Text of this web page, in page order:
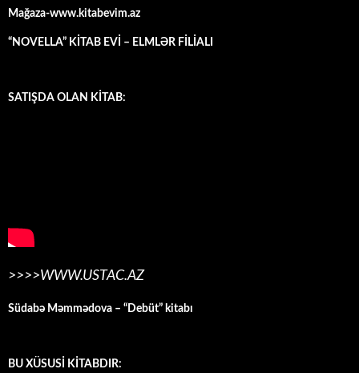
Mağaza-www.kitabevim.az
“NOVELLA” KİTAB EVİ – ELMLƏR FİLİALI
SATIŞDA OLAN KİTAB:
>>>>WWW.USTAC.AZ
Südabə Məmmədova – “Debüt” kitabı
BU XÜSUSİ KİTABDIR: